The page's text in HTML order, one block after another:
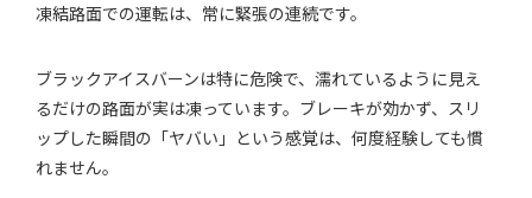
凍結路面での運転は、常に緊張の連続です。
ブラックアイスバーンは特に危険で、濡れているように見え
るだけの路面が実は凍っています。ブレーキが効かず、スリ
ップした瞬間の「ヤバい」という感覚は、何度経験しても慣
れません。